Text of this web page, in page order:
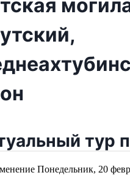
Понедельник, 20